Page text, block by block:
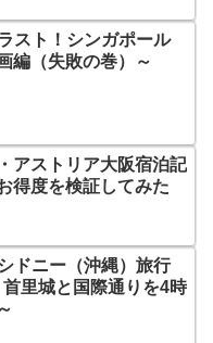
スト！シンガポール
編（失敗の巻）～
アストリア大阪宿泊記
得度を検証してみた
ドニー（沖縄）旅行
里城と国際通りを4時